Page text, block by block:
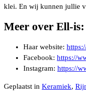
klei. En wij kunnen jullie
Meer over Ell-is:
Haar website:
Facebook: https://
Instagram: https://
Geplaatst in Keramiek,